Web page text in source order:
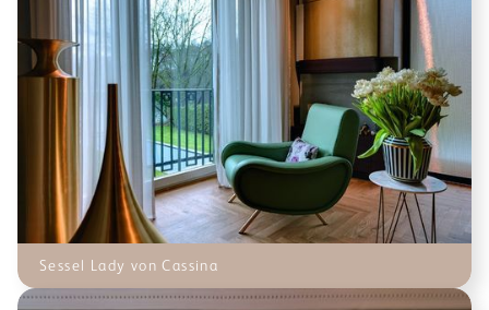
Sessel Lady von Cassina